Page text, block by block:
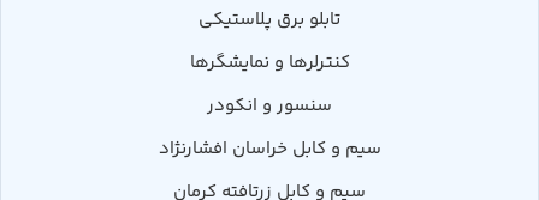
تابلو برق پلاستیکی
کنترلرها و نمایشگرها
سنسور و انکودر
سیم و کابل خراسان افشارنژاد
سیم و کابل زرتافته کرمان